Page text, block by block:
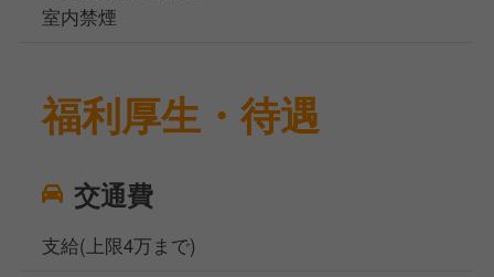
室内禁煙
福利厚生・待遇
交通費
支給(上限4万まで)